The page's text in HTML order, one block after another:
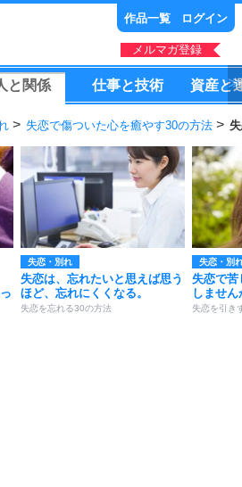
作品一覧 ログイン
メルマガ登録
と 関係 仕事と技術 資産と
失恋で傷ついた心を癒やす30の方法
失恋・別れ
失恋は、忘れたいと思えば思う
ほど、忘れにくくなる。
失恋を忘れる30の方法
失恋・別
失恋で苦
しません
失恋を引き